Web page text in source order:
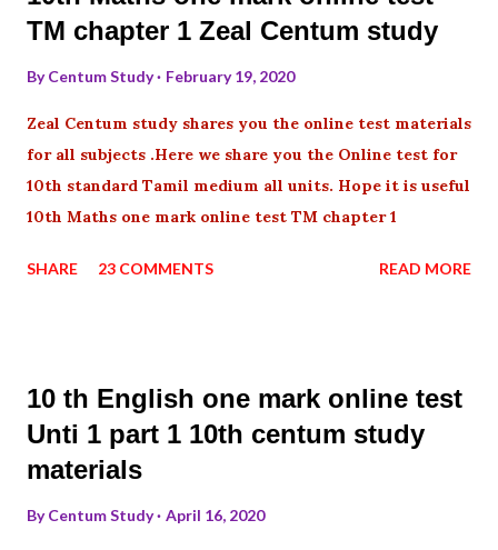
TM chapter 1 Zeal Centum study
ByCentum Study February 19, 2020
Zeal Centum study shares you the online test materials
for all subjects .Here we share you the Online test for
10th standard Tamil medium all units. Hope it is useful
10th Maths one mark online test TM chapter 1
SHARE 23 COMMENTS READ MORE
10 th English one mark online test
Unti 1 part 1 10th centum study
materials
ByCentum Study April 16, 2020